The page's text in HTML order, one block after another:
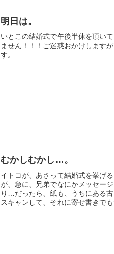
明日は。
いとこの結婚式で午後半休を頂い
ません！！！ご迷惑おかけします
す。
むかしむかし…。
イトコが、あさって結婚式を挙げ
が、急に、兄弟でなにかメッセー
り…だったら、紙も、うちにある
スキャンして、それに寄せ書きで